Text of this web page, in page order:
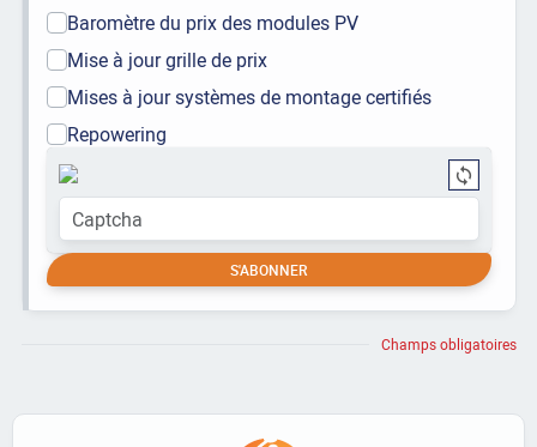
Baromètre du prix des modules PV
Mise à jour grille de prix
Mises à jour systèmes de montage certifiés
Repowering
Champs obligatoires